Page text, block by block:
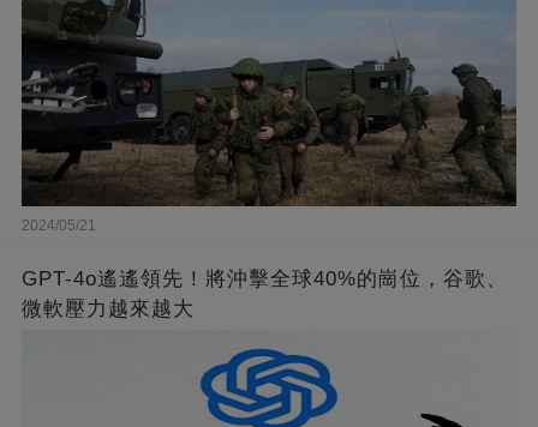
2024/05/21
GPT-4o遙遙領先！將沖擊全球40%的崗位，谷歌、
微軟壓力越來越大